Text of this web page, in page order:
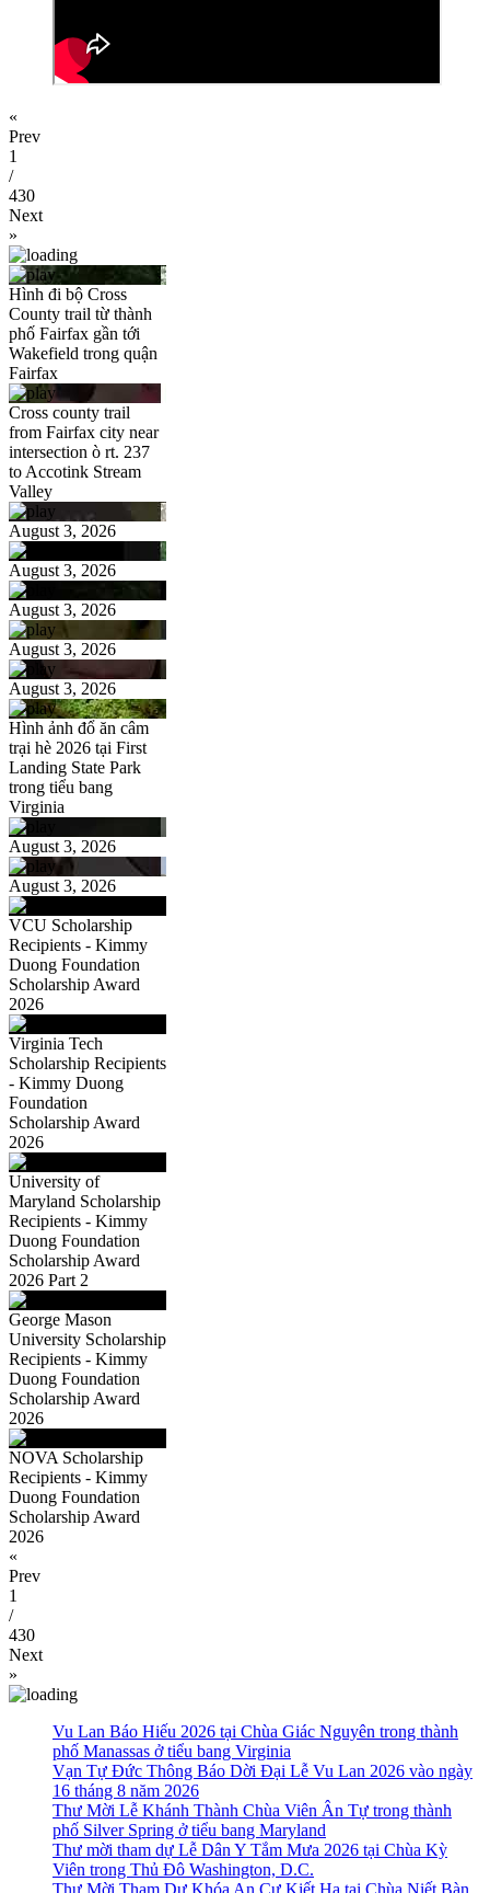
«
Prev
1
/
430
Next
»
Hình đi bộ Cross
County trail từ thành
phố Fairfax gần tới
Wakefield trong quận
Fairfax
Cross county trail
from Fairfax city near
intersection ò rt. 237
to Accotink Stream
Valley
August 3, 2026
August 3, 2026
August 3, 2026
August 3, 2026
August 3, 2026
Hình ảnh đổ ăn câm
trại hè 2026 tại First
Landing State Park
trong tiểu bang
Virginia
August 3, 2026
August 3, 2026
VCU Scholarship
Recipients - Kimmy
Duong Foundation
Scholarship Award
2026
Virginia Tech
Scholarship Recipients
- Kimmy Duong
Foundation
Scholarship Award
2026
University of
Maryland Scholarship
Recipients - Kimmy
Duong Foundation
Scholarship Award
2026 Part 2
George Mason
University Scholarship
Recipients - Kimmy
Duong Foundation
Scholarship Award
2026
NOVA Scholarship
Recipients - Kimmy
Duong Foundation
Scholarship Award
2026
«
Prev
1
/
430
Next
»
Vu Lan Báo Hiếu 2026 tại Chùa Giác Nguyên trong thành
phố Manassas ở tiểu bang Virginia
Vạn Tự Đức Thông Báo Dời Đại Lễ Vu Lan 2026 vào ngày
16 tháng 8 năm 2026
Thư Mời Lễ Khánh Thành Chùa Viên Ân Tự trong thành
phố Silver Spring ở tiểu bang Maryland
Thư mời tham dự Lễ Dân Y Tắm Mưa 2026 tại Chùa Kỳ
Viên trong Thủ Đô Washington, D.C.
Thư Mời Tham Dự Khóa An Cư Kiết Hạ tại Chùa Niết Bàn